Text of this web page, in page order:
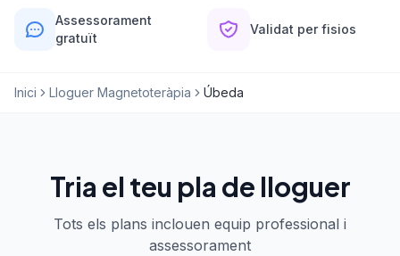
Assessorament
gratuït
Validat per fisios
Inici Lloguer Magnetoteràpia Úbeda
Tria el teu pla de lloguer
Tots els plans inclouen equip professional i
assessorament